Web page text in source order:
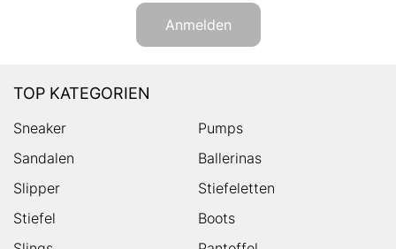
Anmelden
TOP KATEGORIEN
Sneaker
Pumps
Sandalen
Ballerinas
Slipper
Stiefeletten
Stiefel
Boots